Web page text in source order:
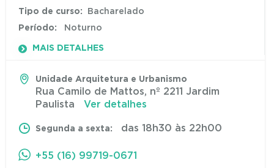
Tipo de curso: Bacharelado
Período: Noturno
MAIS DETALHES
Unidade Arquitetura e Urbanismo
Rua Camilo de Mattos, nº 2211 Jardim
Paulista Ver detalhes
Segunda a sexta: das 18h30 às 22h00
+55 (16) 99719-0671